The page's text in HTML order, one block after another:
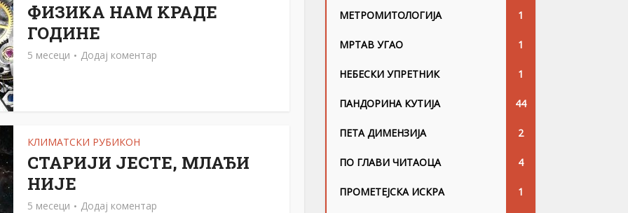
ФИЗИKА НАМ KРАДЕ
ГОДИНЕ
5 месеци Додај коментар
КЛИМАТСКИ РУБИКОН
СТАРИЈИ ЈЕСТЕ, МЛАЂИ
НИЈЕ
5 месеци Додај коментар
МЕТРОМИТОЛОГИЈА 1
МРТАВ УГАО 1
НЕБЕСКИ УПРЕТНИК 1
ПАНДОРИНА КУТИЈА 44
ПЕТА ДИМЕНЗИЈА 2
ПО ГЛАВИ ЧИТАОЦА 4
ПРОМЕТЕЈСКА ИСКРА 1